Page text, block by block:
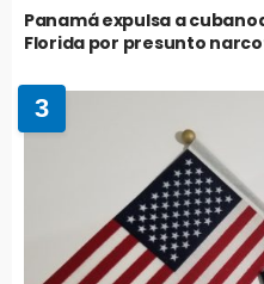
Panamá expulsa a
Florida por presunto
3